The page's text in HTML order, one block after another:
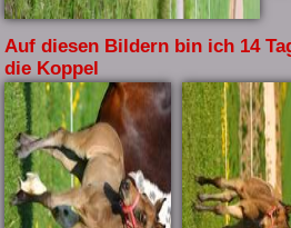
Auf diesen Bildern bin ich 14
die Koppel